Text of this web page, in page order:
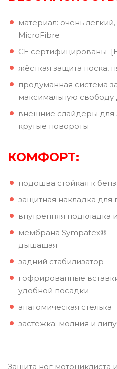
материал: очень
MicroFibre
СЕ сертифицированы
жёсткая защита носка,
продуманная система
максимальную
внешние слайдеры для
крутые повороты
КОМФОРТ:
подошва стойкая к
защитная накладка
внутренняя подкладка
мембрана Sympatex®
дышащая
задний стабилизатор
гофрированные
удобной посадки
анатомическая стелька
застежка: молния и
Защита ног мотоциклиста